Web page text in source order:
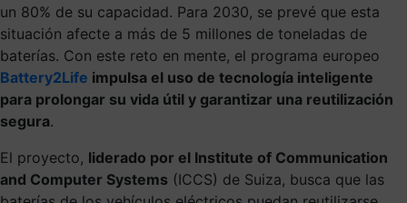
un 80% de su capacidad. Para 2030, se prevé que esta
situación afecte a más de 5 millones de toneladas de
baterías. Con este reto en mente, el programa europeo
Battery2Life impulsa el uso de tecnología inteligente
para prolongar su vida útil y garantizar una reutilización
segura.
El proyecto, liderado por el Institute of Communication
and Computer Systems (ICCS) de Suiza, busca que las